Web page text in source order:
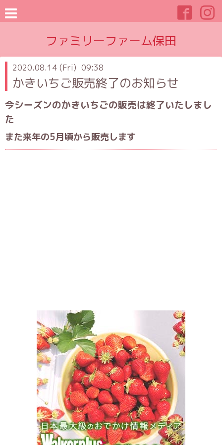
ファミリーファーム保田
2020.08.14 (Fri) 09:38
かきいちご販売終了のお知らせ
今シーズンのかきいちごの販売は終了いたしまし
た
また来年の5月頃から販売します